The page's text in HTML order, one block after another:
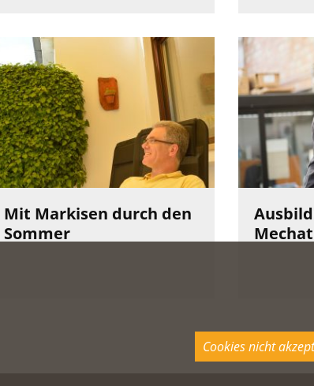
Mit Markisen durch den
Sommer
Cookies nicht